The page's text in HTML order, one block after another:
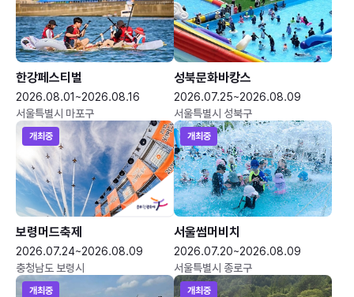
한강페스티벌
2026.08.01~2026.08.16
서울특별시 마포구
성북문화바캉스
2026.07.25~2026.08.09
서울특별시 성북구
개최중
보령머드축제
2026.07.24~2026.08.09
충청남도 보령시
개최중
서울썸머비치
2026.07.20~2026.08.09
서울특별시 종로구
개최중 개최중